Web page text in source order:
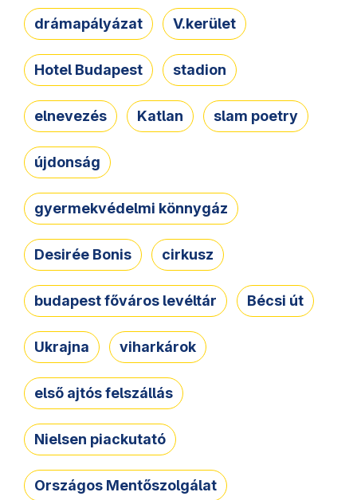
drámapályázat V.kerület
Hotel Budapest stadion
elnevezés Katlan slam poetry
újdonság
gyermekvédelmi könnygáz
Desirée Bonis cirkusz
budapest főváros levéltár Bécsi út
Ukrajna viharkárok
első ajtós felszállás
Nielsen piackutató
Országos Mentőszolgálat